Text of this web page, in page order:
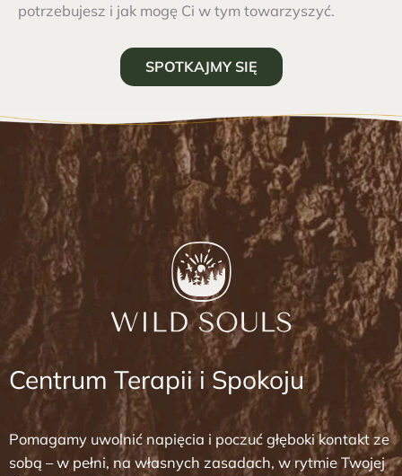
potrzebujesz i jak mogę Ci w tym towarzyszyć.
SPOTKAJMY SIĘ
Centrum Terapii i Spokoju
Pomagamy uwolnić napięcia i poczuć głęboki kontakt ze
sobą – w pełni, na własnych zasadach, w rytmie Twojej